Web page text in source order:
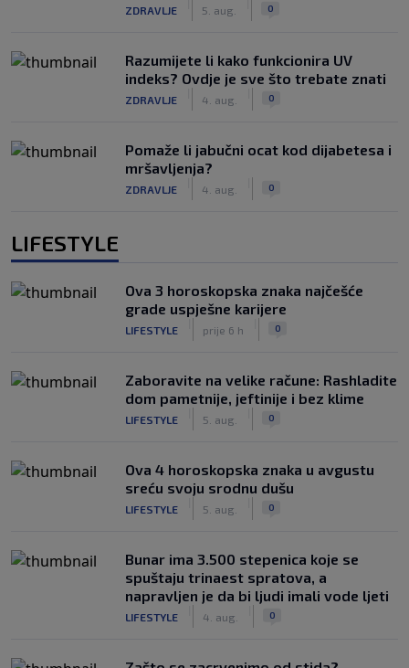
ZDRAVLJE 5. aug. 0
Razumijete li kako funkcionira UV
indeks? Ovdje je sve što trebate znati
ZDRAVLJE 4. aug. 0
Pomaže li jabučni ocat kod dijabetesa i
mršavljenja?
ZDRAVLJE 4. aug. 0
LIFESTYLE
Ova 3 horoskopska znaka najčešće
grade uspješne karijere
LIFESTYLE prije 6 h 0
Zaboravite na velike račune: Rashladite
dom pametnije, jeftinije i bez klime
LIFESTYLE 5. aug. 0
Ova 4 horoskopska znaka u avgustu
sreću svoju srodnu dušu
LIFESTYLE 5. aug. 0
Bunar imа 3.500 stepenica koje se
spuštaju trinaest spratova, a
napravljen je da bi ljudi imali vode ljeti
LIFESTYLE 4. aug. 0